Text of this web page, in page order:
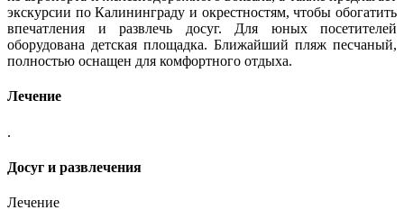
экскурсии по Калининграду и окрестностям, чтобы обогатить
впечатления и развлечь досуг. Для юных посетителей
оборудована детская площадка. Ближайший пляж песчаный,
полностью оснащен для комфортного отдыха.
Лечение
.
Досуг и развлечения
Лечение